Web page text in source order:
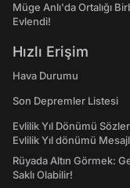
Müge Anlı'da Ortalığı
Evlendi!
Hızlı Erişim
Hava Durumu
Son Depremler Listesi
Evlilik Yıl Dönümü
Evlilik Yıl dönümü
Rüyada Altın Görmek:
Saklı Olabilir!